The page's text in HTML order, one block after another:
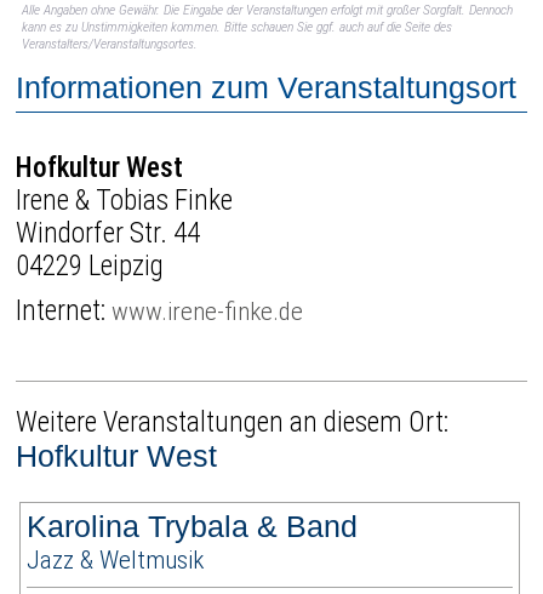
Alle Angaben ohne Gewähr. Die Eingabe der Veranstaltungen erfolgt mit großer Sorgfalt. Dennoch
kann es zu Unstimmigkeiten kommen. Bitte schauen Sie ggf. auch auf die Seite des
Veranstalters/Veranstaltungsortes.
Informationen zum Veranstaltungsort
Hofkultur West
Irene & Tobias Finke
Windorfer Str. 44
04229 Leipzig
Internet:www.irene-finke.de
Weitere Veranstaltungen an diesem Ort:
Hofkultur West
Karolina Trybala & Band
Jazz & Weltmusik